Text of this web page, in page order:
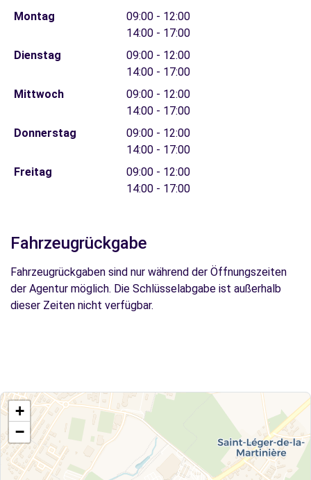
Montag
09:00 - 12:00
14:00 - 17:00
Dienstag
09:00 - 12:00
14:00 - 17:00
Mittwoch
09:00 - 12:00
14:00 - 17:00
Donnerstag
09:00 - 12:00
14:00 - 17:00
Freitag
09:00 - 12:00
14:00 - 17:00
Fahrzeugrückgabe
Fahrzeugrückgaben sind nur während der Öffnungszeiten
der Agentur möglich. Die Schlüsselabgabe ist außerhalb
dieser Zeiten nicht verfügbar.
+
−